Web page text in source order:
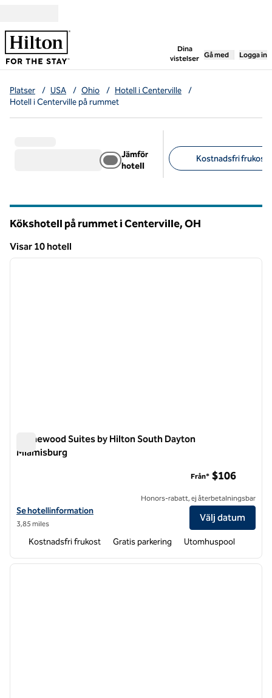
Dina
vistelser
,öppnar ny flik
Gå med Logga in
Platser / USA / Ohio / Hotell i Centerville
/
Hotell i Centerville på rummet
Jämför
hotell
Kostnadsfri frukost
Kökshotell på rummet i Centerville,OH
Visar 10 hotell
Visar 10 hotell
1 av 12
nästa
Homewood Suites by Hilton South Dayton
Miamisburg
Visa hotelluppgifter för Homewood Suites by Hilton South Dayton
Se hotellinformation
3,85 miles
Från* $106
Honors-rabatt, ej återbetalningsbar
Välj datum
Kostnadsfri frukost Gratis parkering Utomhuspool
1 av 12
nästa